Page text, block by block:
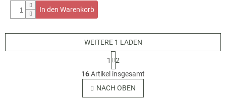
In den Warenkorb
S
t
e
u
WEITERE 1 LADEN
P
a
g
i
n
i
1
2
16Artikel insgesamt
NACH OBEN